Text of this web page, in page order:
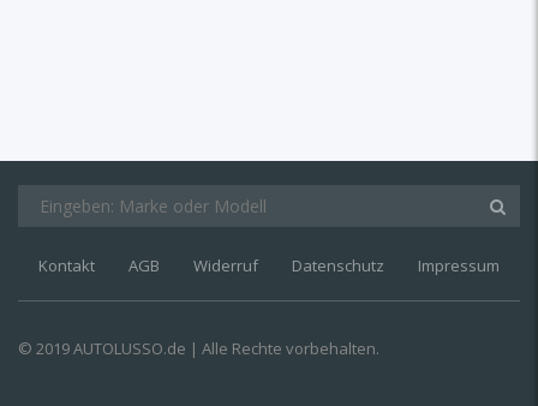
Kontakt AGB Widerruf Datenschutz Impressum
© 2019 AUTOLUSSO.de | Alle Rechte vorbehalten.